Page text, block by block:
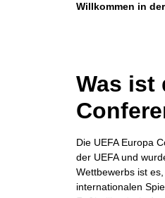
Willkommen in
Was ist
Die UEFA Europa
der UEFA und
Wettbewerbs ist
internationalen